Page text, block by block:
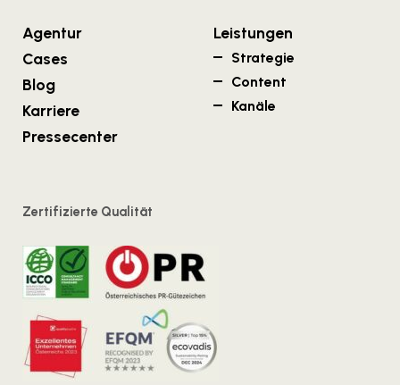
Agentur
Cases
Blog
Karriere
Pressecenter
Leistungen
Strategie
Content
Kanäle
Zertifizierte Qualität